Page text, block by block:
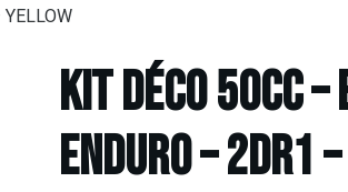
Kit déco 50cc –
ENDURO – 2DR1